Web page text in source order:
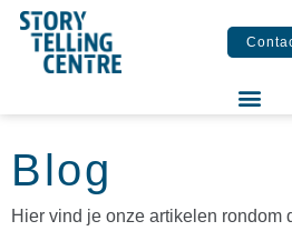
Blog
Hier vind je onze artikelen rondom